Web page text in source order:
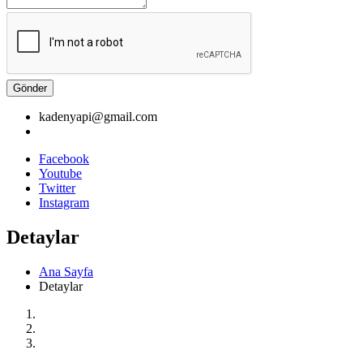
Gönder
kadenyapi@gmail.com
Facebook
Youtube
Twitter
Instagram
Detaylar
Ana Sayfa
Detaylar